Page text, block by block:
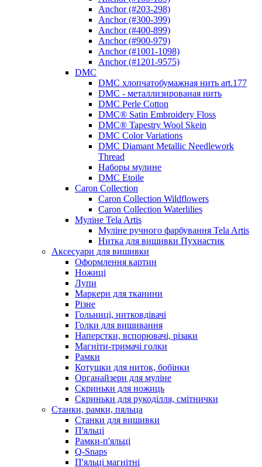
Anchor (#203-298)
Anchor (#300-399)
Anchor (#400-899)
Anchor (#900-979)
Anchor (#1001-1098)
Anchor (#1201-9575)
DMC
DMC хлопчатобумажная нить art.177
DMC - металлизированая нить
DMC Perle Cotton
DMC® Satin Embroidery Floss
DMC® Tapestry Wool Skein
DMC Color Variations
DMC Diamant Metallic Needlework
Thread
Наборы мулине
DMC Etoile
Caron Collection
Caron Collection Wildflowers
Caron Collection Waterlilies
Муліне Tela Artis
Муліне ручного фарбування Tela Artis
Нитка для вишивки Пухнастик
Аксесуари для вишивки
Оформлення картин
Ножиці
Лупи
Маркери для тканини
Різне
Гольниці, нитковдівачі
Голки для вишивання
Наперстки, вспорювачі, різаки
Магніти-тримачі голки
Рамки
Котушки для ниток, бобінки
Органайзери для муліне
Скриньки для ножиць
Скриньки для рукоділля, смітнички
Станки, рамки, пяльца
Станки для вишивки
П'яльці
Рамки-п'яльці
Q-Snaps
П'яльці магнітні